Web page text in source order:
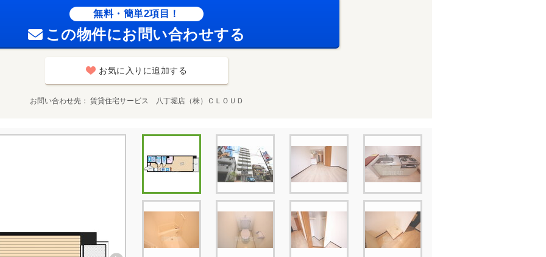
無料・簡単2項目！
この物件にお問い合わせする
お気に入りに追加する
お問い合わせ先 賃貸住宅サービス 八丁堀店（株）ＣＬＯＵＤ